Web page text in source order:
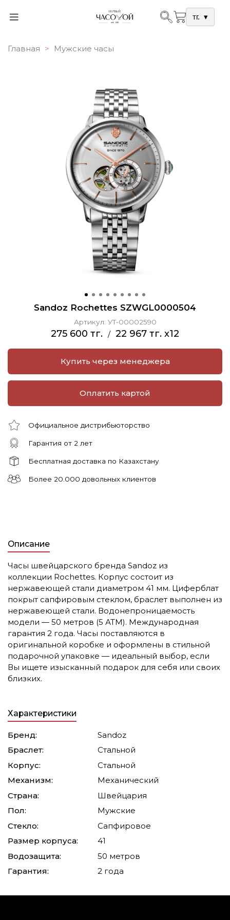
тг. ▾
Главная Мужские часы
Sandoz Rochettes SZWGL0000504
Артикул: УТ-00002590
275 600 тг. / 22 967 тг. x12
Купить через менеджера
Оплатить картой
Официальное дистрибьюторство
Гарантия от 2 лет
Бесплатная доставка по Казахстану
Более 20.000 довольных клиентов
Описание
Часы швейцарского бренда Sandoz из
коллекции Rochettes. Корпус состоит из
нержавеющей стали диаметром 41 мм. Циферблат
покрыт сапфировым стеклом, браслет выполнен из
нержавеющей стали. Водонепроницаемость
модели — 50 метров (5 АТМ). Международная
гарантия 2 года. Часы поставляются в
оригинальной коробке и оформлены в стильной
подарочной упаковке — идеальный выбор, если
Вы ищете изысканный подарок для себя или своих
близких.
Характеристики
Бренд:
Sandoz
Браслет:
Стальной
Корпус:
Стальной
Механизм:
Механический
Страна:
Швейцария
Пол:
Мужские
Стекло:
Сапфировое
Размер корпуса:
41
Водозащита:
50 метров
Гарантия:
2 года